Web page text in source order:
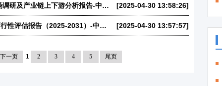
2025年中国无线音频设备行业区域细分市场调研及产业链上下游分析报告-中金企信发布 [2025-04-30 13:58:26]
中国量子点电视行业市场监测及投资战略可行性评估报告（2025-2031）-中金企信发布 [2025-04-30 13:57:57]
下一页 1 2 3 4 5 尾页